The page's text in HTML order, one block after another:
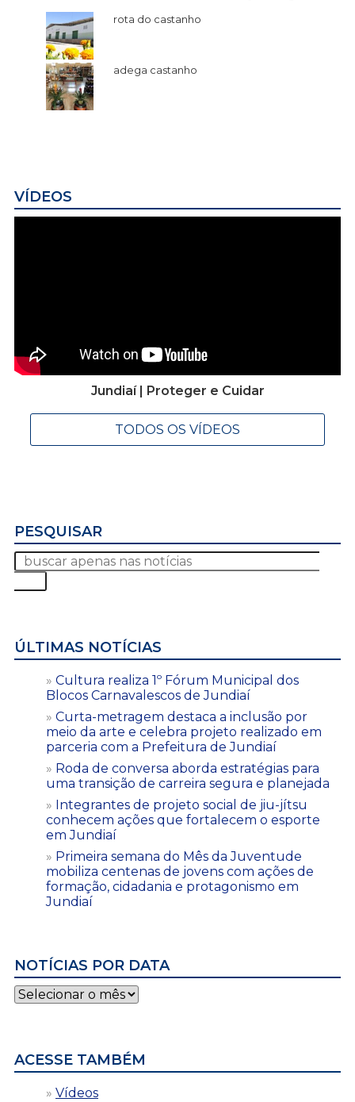
rota do castanho
adega castanho
VÍDEOS
Jundiaí | Proteger e Cuidar
TODOS OS VÍDEOS
PESQUISAR
ÚLTIMAS NOTÍCIAS
Cultura realiza 1º Fórum Municipal dos
Blocos Carnavalescos de Jundiaí
Curta-metragem destaca a inclusão por
meio da arte e celebra projeto realizado em
parceria com a Prefeitura de Jundiaí
Roda de conversa aborda estratégias para
uma transição de carreira segura e planejada
Integrantes de projeto social de jiu-jítsu
conhecem ações que fortalecem o esporte
em Jundiaí
Primeira semana do Mês da Juventude
mobiliza centenas de jovens com ações de
formação, cidadania e protagonismo em
Jundiaí
NOTÍCIAS POR DATA
Notícias
por
ACESSE TAMBÉM
Vídeos